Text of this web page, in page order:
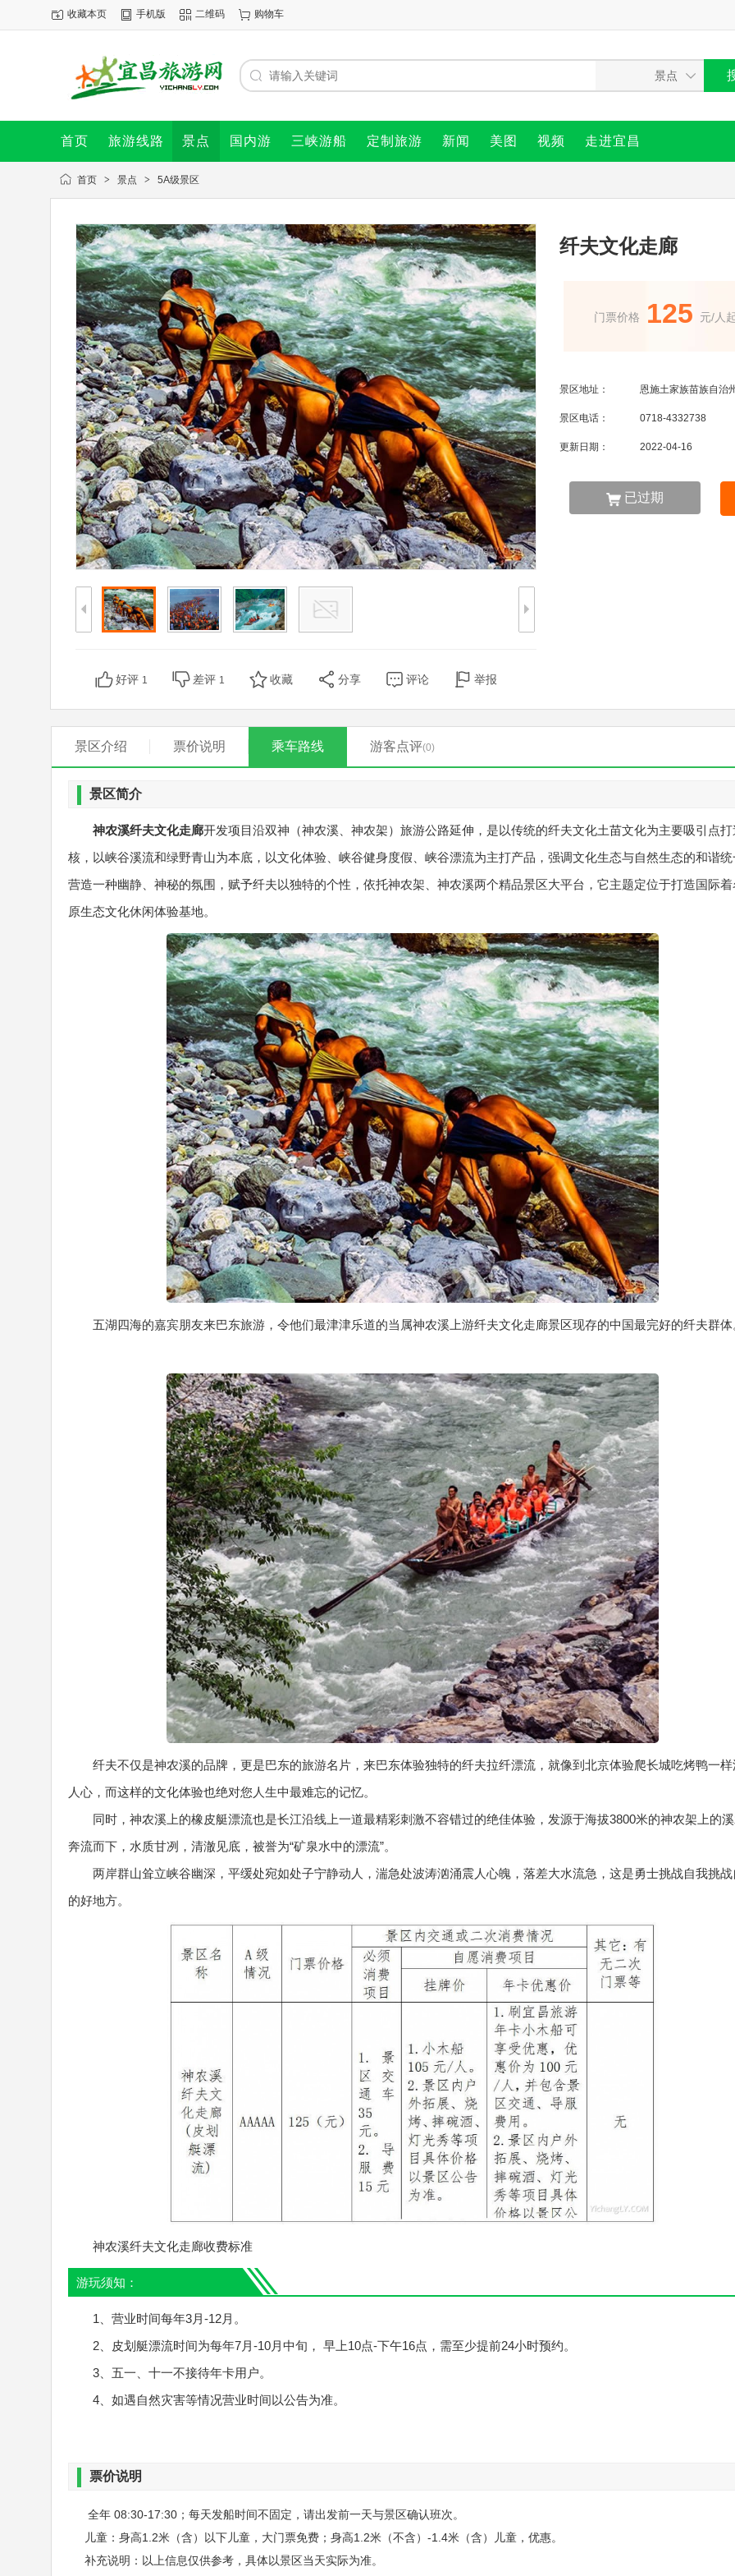
收藏本页 手机版 二维码 购物车
首页 旅游线路 景点 国内游 三峡游船 定制旅游 新闻 美图 视频 走进宜昌
首页 > 景点 > 5A级景区
好评 1 差评 1 收藏 分享 评论 举报
纤夫文化走廊
门票价格 125 元/人
景区地址： 恩施土家族苗族自治
景区电话： 0718-4332738
更新日期： 2022-04-16
已过期
景区介绍 票价说明 乘车路线 游客点评(0)
景区简介
神农溪纤夫文化走廊开发项目沿双神（神农溪、神农架）旅游公路延伸，是以传统的纤夫文化土苗文化为主要吸引点
核，以峡谷溪流和绿野青山为本底，以文化体验、峡谷健身度假、峡谷漂流为主打产品，强调文化生态与自然生态的和谐
营造一种幽静、神秘的氛围，赋予纤夫以独特的个性，依托神农架、神农溪两个精品景区大平台，它主题定位于打造国际
原生态文化休闲体验基地。
五湖四海的嘉宾朋友来巴东旅游，令他们最津津乐道的当属神农溪上游纤夫文化走廊景区现存的中国最完好的纤夫群体
纤夫不仅是神农溪的品牌，更是巴东的旅游名片，来巴东体验独特的纤夫拉纤漂流，就像到北京体验爬长城吃烤鸭一
人心，而这样的文化体验也绝对您人生中最难忘的记忆。
同时，神农溪上的橡皮艇漂流也是长江沿线上一道最精彩刺激不容错过的绝佳体验，发源于海拔3800米的神农架上的
奔流而下，水质甘冽，清澈见底，被誉为“矿泉水中的漂流”。
两岸群山耸立峡谷幽深，平缓处宛如处子宁静动人，湍急处波涛汹涌震人心魄，落差大水流急，这是勇士挑战自我挑
的好地方。
神农溪纤夫文化走廊收费标准
游玩须知：
1、营业时间每年3月-12月。
2、皮划艇漂流时间为每年7月-10月中旬， 早上10点-下午16点，需至少提前24小时预约。
3、五一、十一不接待年卡用户。
4、如遇自然灾害等情况营业时间以公告为准。
票价说明
全年 08:30-17:30；每天发船时间不固定，请出发前一天与景区确认班次。
儿童：身高1.2米（含）以下儿童，大门票免费；身高1.2米（不含）-1.4米（含）儿童，优惠。
补充说明：以上信息仅供参考，具体以景区当天实际为准。